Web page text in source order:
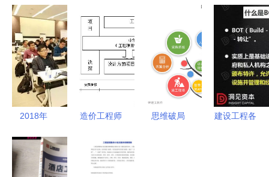
——工程管
理服务方案
字化转型升
级之典范--
工程管理服
务
通病管控
安全管理
工程 政企
信息服务条
线专业会议
顺利召开
2018年
理硕士（汽
车信息工程
造价工程师
工程项目管
理的类型与
思维破局
建设工程各